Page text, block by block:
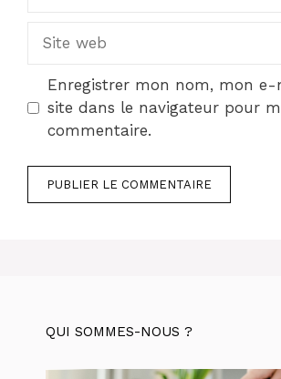
Site
Enregistrer mon nom, mon
site dans le navigateur pour
commentaire.
QUI SOMMES-NOUS ?